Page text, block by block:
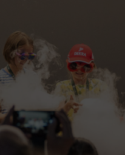
Anbindung an das
bieten entspannte
Stau oder lange